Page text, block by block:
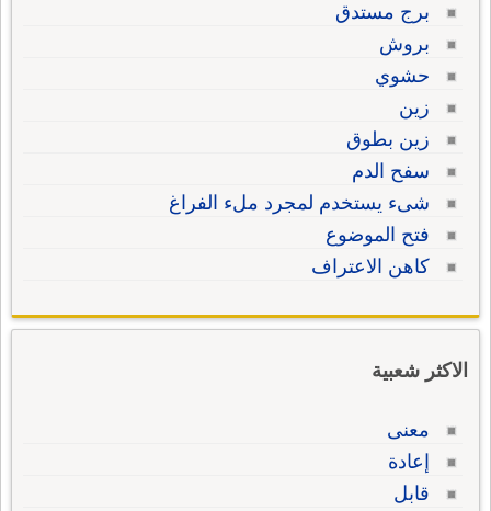
برج مستدق
بروش
حشوي
زين
زين بطوق
سفح الدم
شىء يستخدم لمجرد ملء الفراغ
فتح الموضوع
كاهن الاعتراف
الاكثر شعبية
معنى
إعادة
قابل